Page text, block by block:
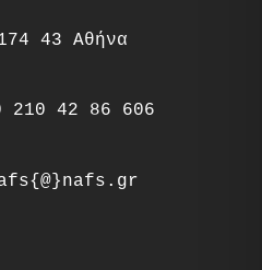
43 Αθήνα
210 42 86 606